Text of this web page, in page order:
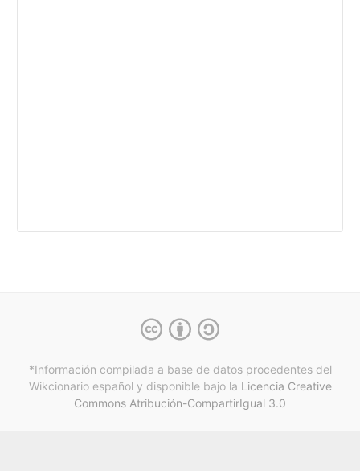
*Información compilada a base de datos procedentes del
Wikcionario español y disponible bajo la Licencia Creative
Commons Atribución-CompartirIgual 3.0